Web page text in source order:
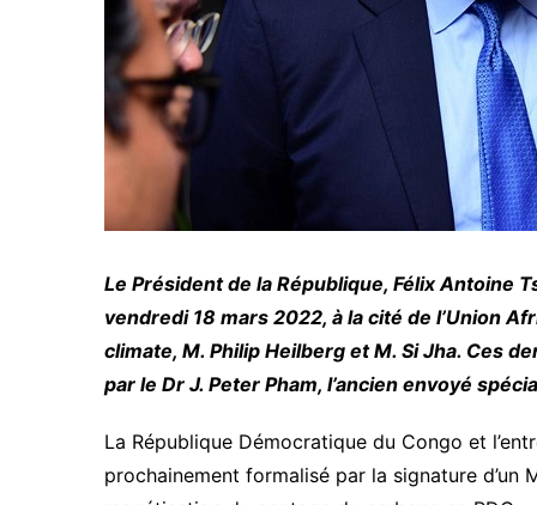
Le Président de la République, Félix Antoine
vendredi 18 mars 2022, à la cité de l’Union
climate, M. Philip Heilberg et M. Si Jha. Ces
par le Dr J. Peter Pham, l’ancien envoyé
La République Démocratique du Congo et
prochainement formalisé par la signature d’un